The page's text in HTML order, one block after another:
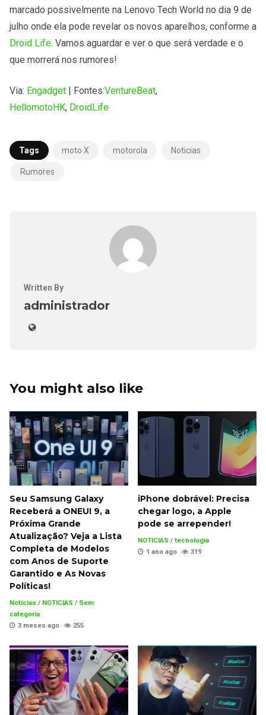
marcado possivelmente na Lenovo Tech World no dia 9 de
julho onde ela pode revelar os novos aparelhos, conforme a
Droid Life. Vamos aguardar e ver o que será verdade e o
que morrerá nos rumores!
Via: Engadget | Fontes:VentureBeat,
HellomotoHK, DroidLife
Tags moto X motorola Noticias
Rumores
Written By
administrador
You might also like
Seu Samsung Galaxy
Receberá a ONEUI 9, a
Próxima Grande
Atualização? Veja a Lista
Completa de Modelos
com Anos de Suporte
Garantido e As Novas
Políticas!
Notícias / NOTICIAS / Sem
categoria
3 meses ago
255
iPhone dobrável: Precisa
chegar logo, a Apple
pode se arrepender!
NOTICIAS / tecnologia
1 ano ago
319